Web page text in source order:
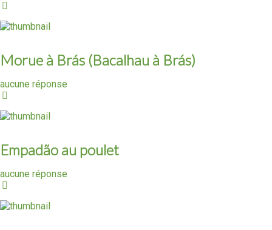
Morue à Brás (Bacalhau à Brás)
aucune réponse
Empadão au poulet
aucune réponse